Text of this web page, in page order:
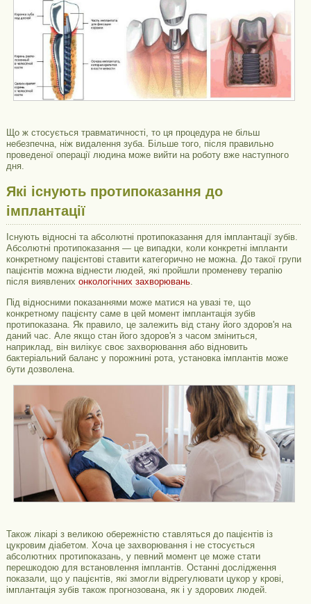
Що ж стосується травматичності, то ця процедура не більш
небезпечна, ніж видалення зуба. Більше того, після правильно
проведеної операції людина може вийти на роботу вже наступного
дня.
Які існують протипоказання до
імплантації
Існують відносні та абсолютні протипоказання для імплантації зубів.
Абсолютні протипоказання — це випадки, коли конкретні імпланти
конкретному пацієнтові ставити категорично не можна. До такої групи
пацієнтів можна віднести людей, які пройшли променеву терапію
після виявлених онкологічних захворювань.
Під відносними показаннями може матися на увазі те, що
конкретному пацієнту саме в цей момент імплантація зубів
протипоказана. Як правило, це залежить від стану його здоров'я на
даний час. Але якщо стан його здоров'я з часом зміниться,
наприклад, він вилікує своє захворювання або відновить
бактеріальний баланс у порожнині рота, установка імплантів може
бути дозволена.
Також лікарі з великою обережністю ставляться до пацієнтів із
цукровим діабетом. Хоча це захворювання і не стосується
абсолютних протипоказань, у певний момент це може стати
перешкодою для встановлення імплантів. Останні дослідження
показали, що у пацієнтів, які змогли відрегулювати цукор у крові,
імплантація зубів також прогнозована, як і у здорових людей.